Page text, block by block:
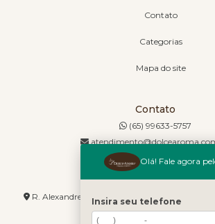
Contato
Categorias
Mapa do site
Contato
(65) 99633-5757
Endereço
R. Alexandre de Barros, 1730 - Jordão -
Olá! Fale agora
Insira seu telefone